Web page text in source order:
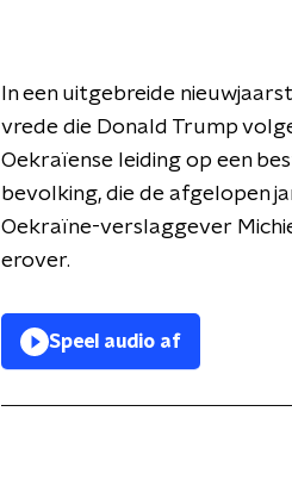
In een uitgebreide
vrede die Donald Trump
Oekraïense leiding op een
bevolking, die de afgelopen
Oekraïne-verslaggever
erover.
Speel audio af